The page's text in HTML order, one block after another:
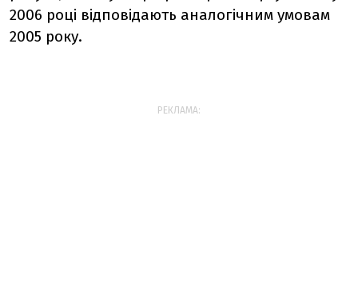
2006 році відповідають аналогічним умовам
2005 року.
РЕКЛАМА: